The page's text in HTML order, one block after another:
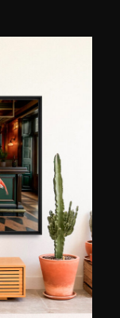
tra
esposto da
tra
rinnovata.